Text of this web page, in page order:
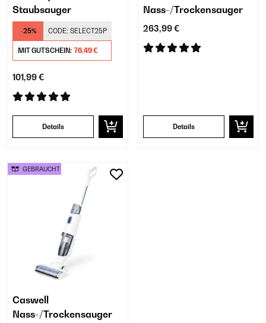
Staubsauger
-25% CODE: SELECT25P
MIT GUTSCHEIN: 76,49 €
101,99 €
Details
Nass-/Trockensauger
263,99 €
Details
Caswell
Nass-/Trockensauger
GEBRAUCHT